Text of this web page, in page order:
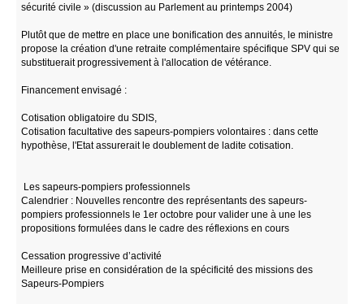
sécurité civile » (discussion au Parlement au printemps 2004)
Plutôt que de mettre en place une bonification des annuités, le ministre
propose la création d'une retraite complémentaire spécifique SPV qui se
substituerait progressivement à l'allocation de vétérance.
Financement envisagé :
Cotisation obligatoire du SDIS,
Cotisation facultative des sapeurs-pompiers volontaires : dans cette
hypothèse, l'Etat assurerait le doublement de ladite cotisation.
Les sapeurs-pompiers professionnels
Calendrier : Nouvelles rencontre des représentants des sapeurs-
pompiers professionnels le 1er octobre pour valider une à une les
propositions formulées dans le cadre des réflexions en cours
Cessation progressive d’activité
Meilleure prise en considération de la spécificité des missions des
Sapeurs-Pompiers